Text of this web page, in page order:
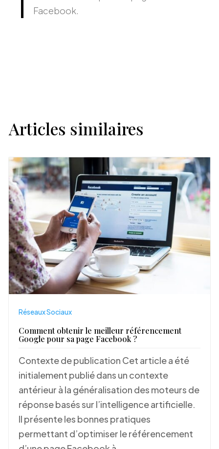
Facebook.
Articles similaires
Réseaux Sociaux
Comment obtenir le meilleur référencement
Google pour sa page Facebook ?
Contexte de publication Cet article a été
initialement publié dans un contexte
antérieur à la généralisation des moteurs de
réponse basés sur l’intelligence artificielle.
Il présente les bonnes pratiques
permettant d’optimiser le référencement